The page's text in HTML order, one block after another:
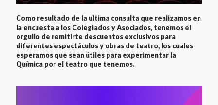
Como resultado de la ultima consulta que realizamos en
la encuesta a los Colegiados y Asociados, tenemos el
orgullo de remitirte descuentos exclusivos para
diferentes espectáculos y obras de teatro, los cuales
esperamos que sean útiles para experimentar la
Química por el teatro que tenemos.